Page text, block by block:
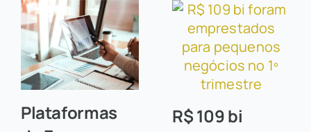
Plataformas
R$ 109 bi